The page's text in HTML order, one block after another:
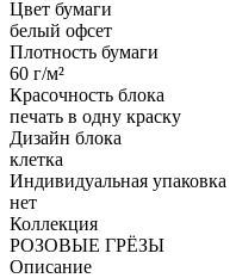
Цвет бумаги
белый офсет
Плотность бумаги
60 г/м²
Красочность блока
печать в одну краску
Дизайн блока
клетка
Индивидуальная упаковка
нет
Коллекция
РОЗОВЫЕ ГРЁЗЫ
Описание